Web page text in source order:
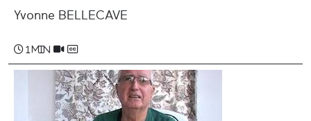
Yvonne BELLECAVE
1 min